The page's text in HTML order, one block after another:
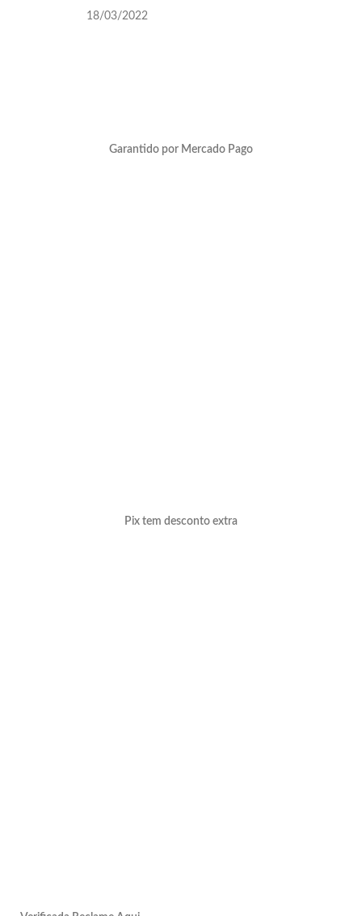
18/03/2022
Garantido por Mercado Pago
Pix tem desconto extra